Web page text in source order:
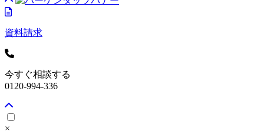
資料請求
今すぐ相談する
0120-994-336
×